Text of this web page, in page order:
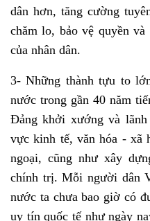
dân hơn, tăng cường
chăm lo, bảo vệ quyền
của nhân dân.
3- Những thành tựu to
nước trong gần 40 năm
Đảng khởi xướng và
vực kinh tế, văn hóa - xã
ngoại, cũng như xây
chính trị. Mỗi người dân
nước ta chưa bao giờ có
uy tín quốc tế như ngày